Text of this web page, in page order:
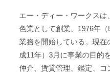
エー・ディー・ワークスは
色業として創業、1976年
業務を開始している。現
成11年）3月に事業の目的
仲介、賃貸管理、鑑定、コ